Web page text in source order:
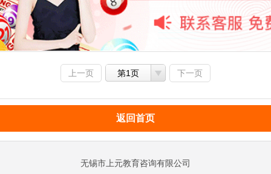
上一页 第1页 下一页
返回首页
无锡市上元教育咨询有限公司